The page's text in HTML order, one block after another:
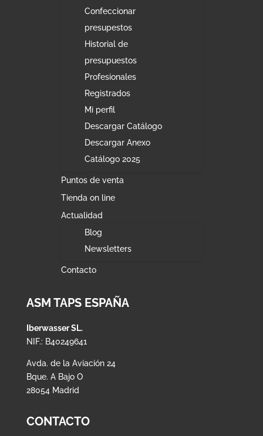
Confeccionar
presupestos
Historial de
presupuestos
Profesionales
Registrados
Mi perfil
Descargar Catálogo
Descargar Anexo
Catálogo 2025
Puntos de venta
Tienda on line
Actualidad
Blog
Newsletters
Contacto
ASM TAPS ESPAÑA
Iberwasser SL.
NIF.: B40249641
Avda. de la Aviación 24
Bque. A Bajo O
28054 Madrid
CONTACTO